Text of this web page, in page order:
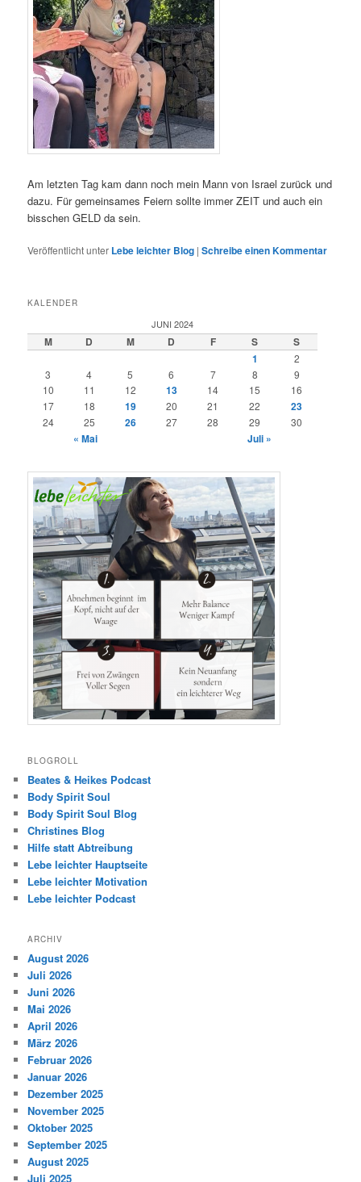
Am letzten Tag kam dann noch mein Mann von Israel zurück und
dazu. Für gemeinsames Feiern sollte immer ZEIT und auch ein
bisschen GELD da sein.
Veröffentlicht unter Lebe leichter Blog |Schreibe einen Kommentar
KALENDER
JUNI 2024
M D M D F S
S
1
2
3
4 5 6 7 8
9
10
11 12 13 14 15
16
17
18 19 20 21 22 23
24 25 26 27 28 29 30
« Mai Juli »
BLOGROLL
Beates & Heikes Podcast
Body Spirit Soul
Body Spirit Soul Blog
Christines Blog
Hilfe statt Abtreibung
Lebe leichter Hauptseite
Lebe leichter Motivation
Lebe leichter Podcast
ARCHIV
August 2026
Juli 2026
Juni 2026
Mai 2026
April 2026
März 2026
Februar 2026
Januar 2026
Dezember 2025
November 2025
Oktober 2025
September 2025
August 2025
Juli 2025